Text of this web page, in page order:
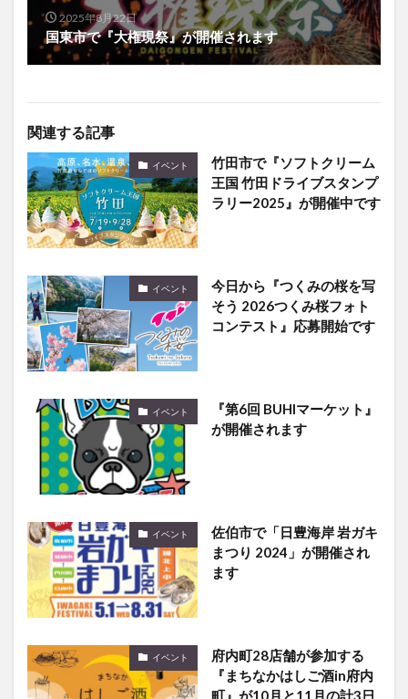
2025年8月22日
国東市で『大権現祭』が開催されます
関連する記事
イベント
竹田市で『ソフトクリーム
王国 竹田ドライブスタンプ
ラリー2025』が開催中です
イベント
今日から『つくみの桜を写
そう 2026つくみ桜フォト
コンテスト』応募開始です
イベント
『第6回 BUHIマーケット』
が開催されます
イベント
佐伯市で「日豊海岸 岩ガキ
まつり 2024」が開催され
ます
イベント
府内町28店舗が参加する
『まちなかはしご酒in府内
町』が10月と11月の計3日